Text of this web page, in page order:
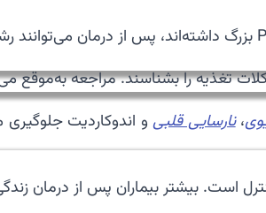
تغذیه را بشناسند. مراجعه به‌موقع
،نارسایی قلبیو اندوکاردیت